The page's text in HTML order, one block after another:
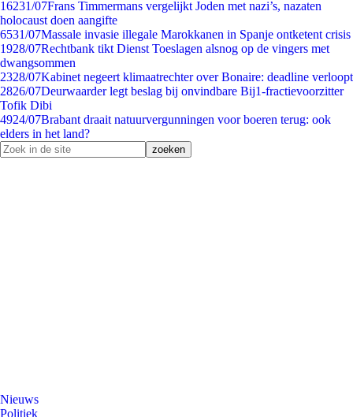
16231/07Frans Timmermans vergelijkt Joden met nazi’s, nazaten
holocaust doen aangifte
6531/07Massale invasie illegale Marokkanen in Spanje ontketent crisis
1928/07Rechtbank tikt Dienst Toeslagen alsnog op de vingers met
dwangsommen
2328/07Kabinet negeert klimaatrechter over Bonaire: deadline verloopt
2826/07Deurwaarder legt beslag bij onvindbare Bij1-fractievoorzitter
Tofik Dibi
4924/07Brabant draait natuurvergunningen voor boeren terug: ook
elders in het land?
Nieuws
Politiek